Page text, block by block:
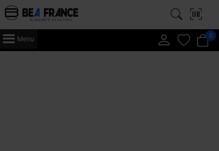
Menu 0